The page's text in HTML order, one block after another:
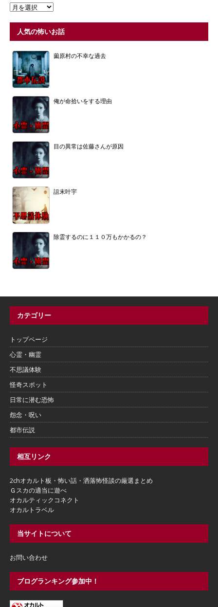
人気の怖いお話
薗原村の不幸な過去
俺が命拾いをする理由
目の異常は佐藤さんが原因
詛末叶宇
除霊するのに１１０万もかかるの？
カテゴリー
トップページ
心霊・幽霊
不思議体験
怪奇スポット
日常に潜む恐怖
怨念・呪い
都市伝説
相互リンク
2chオカルト板・怖い話・洒落怖怪談の厳選まとめ
Ｇスカの適当に遊べ
オカルティックコネクト
オカルトラベル
当サイトについて
お問い合わせ
ブログランキング参加中！